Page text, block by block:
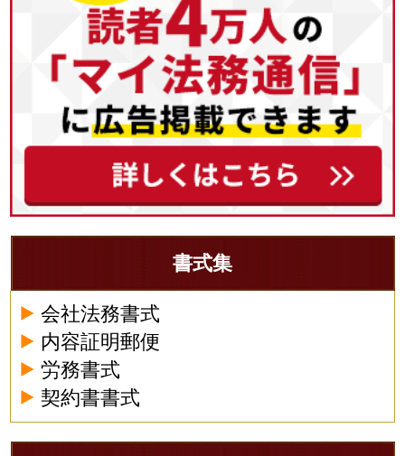
書式集
会社法務書式
内容証明郵便
労務書式
契約書書式